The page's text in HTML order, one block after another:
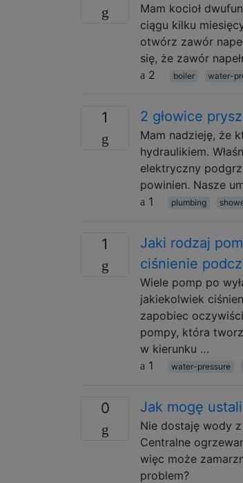
Mam kocioł
ciągu kilku
otwórz zawór
się, że zawór
2
boiler water-
1 2 głowice
Mam nadzieję, że
hydraulikiem.
elektryczny
powinien. Nasze
1
plumbing
1
Jaki rodzaj
ciśnienie
Wiele pomp po
jakiekolwiek
zapobiec
pompy, która
w kierunku …
1
water-pressure
0 Jak mogę
Nie dostaję wody
Centralne
więc może
problem?